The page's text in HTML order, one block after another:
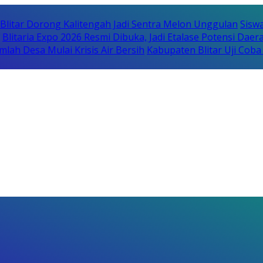
Dorong Kalitengah Jadi Sentra Melon Unggulan
Blitaria Expo 2026 Resmi Dibuka, Jadi Etalase Potensi
Desa Mulai Krisis Air Bersih Kabupaten Blitar Uji